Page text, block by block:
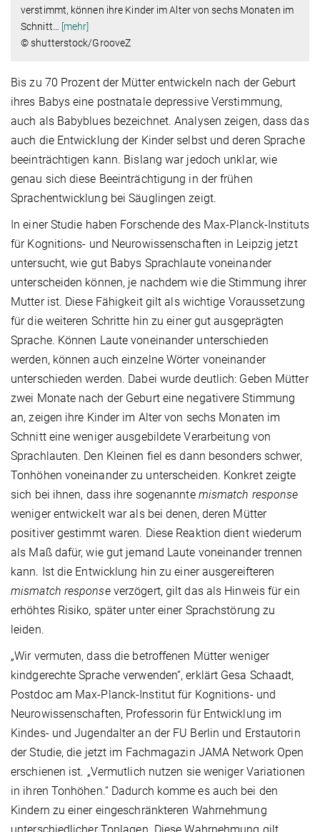
verstimmt, können ihre Kinder im Alter von sechs Monaten im
Schnitt
[mehr]
© shutterstock/GrooveZ
Bis zu 70 Prozent der Mütter entwickeln nach der Geburt
ihres Babys eine postnatale depressive Verstimmung,
auch als Babyblues bezeichnet. Analysen zeigen, dass das
auch die Entwicklung der Kinder selbst und deren Sprache
beeinträchtigen kann. Bislang war jedoch unklar, wie
genau sich diese Beeinträchtigung in der frühen
Sprachentwicklung bei Säuglingen zeigt.
In einer Studie haben Forschende des Max-Planck-Instituts
für Kognitions- und Neurowissenschaften in Leipzig jetzt
untersucht, wie gut Babys Sprachlaute voneinander
unterscheiden können, je nachdem wie die Stimmung ihrer
Mutter ist. Diese Fähigkeit gilt als wichtige Voraussetzung
für die weiteren Schritte hin zu einer gut ausgeprägten
Sprache. Können Laute voneinander unterschieden
werden, können auch einzelne Wörter voneinander
unterschieden werden. Dabei wurde deutlich: Geben Mütter
zwei Monate nach der Geburt eine negativere Stimmung
an, zeigen ihre Kinder im Alter von sechs Monaten im
Schnitt eine weniger ausgebildete Verarbeitung von
Sprachlauten. Den Kleinen fiel es dann besonders schwer,
Tonhöhen voneinander zu unterscheiden. Konkret zeigte
sich bei ihnen, dass ihre sogenannte mismatch response
weniger entwickelt war als bei denen, deren Mütter
positiver gestimmt waren. Diese Reaktion dient wiederum
als Maß dafür, wie gut jemand Laute voneinander trennen
kann. Ist die Entwicklung hin zu einer ausgereifteren
mismatch response verzögert, gilt das als Hinweis für ein
erhöhtes Risiko, später unter einer Sprachstörung zu
leiden.
„Wir vermuten, dass die betroffenen Mütter weniger
kindgerechte Sprache verwenden“, erklärt Gesa Schaadt,
Postdoc am Max-Planck-Institut für Kognitions- und
Neurowissenschaften, Professorin für Entwicklung im
Kindes- und Jugendalter an der FU Berlin und Erstautorin
der Studie, die jetzt im Fachmagazin JAMA Network Open
erschienen ist. „Vermutlich nutzen sie weniger Variationen
in ihren Tonhöhen.“ Dadurch komme es auch bei den
Kindern zu einer eingeschränkteren Wahrnehmung
unterschiedlicher Tonlagen. Diese Wahrnehmung gilt